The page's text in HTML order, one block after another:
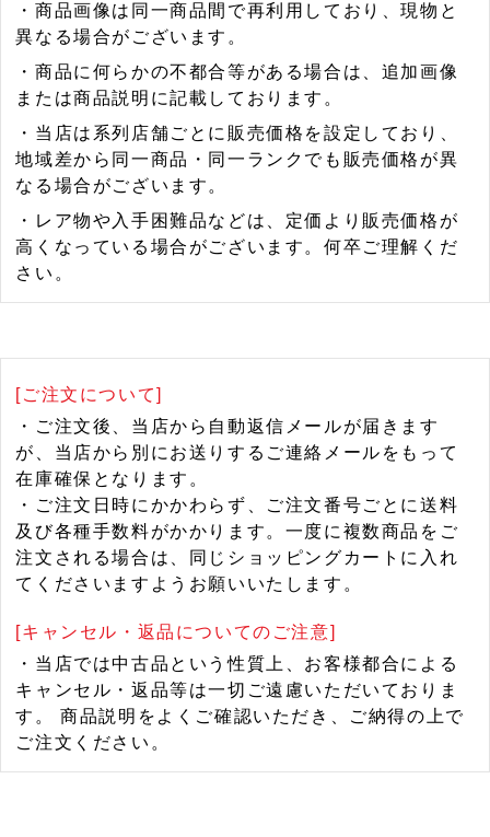
・商品画像は同一商品間で再利用しており、現物と
異なる場合がございます。
・商品に何らかの不都合等がある場合は、追加画像
または商品説明に記載しております。
・当店は系列店舗ごとに販売価格を設定しており、
地域差から同一商品・同一ランクでも販売価格が異
なる場合がございます。
・レア物や入手困難品などは、定価より販売価格が
高くなっている場合がございます。何卒ご理解くだ
さい。
[ご注文について]
・ご注文後、当店から自動返信メールが届きます
が、当店から別にお送りするご連絡メールをもって
在庫確保となります。
・ご注文日時にかかわらず、ご注文番号ごとに送料
及び各種手数料がかかります。一度に複数商品をご
注文される場合は、同じショッピングカートに入れ
てくださいますようお願いいたします。
[キャンセル・返品についてのご注意]
・当店では中古品という性質上、お客様都合による
キャンセル・返品等は一切ご遠慮いただいておりま
す。 商品説明をよくご確認いただき、ご納得の上で
ご注文ください。